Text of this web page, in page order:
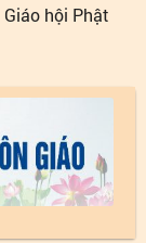
hội Phật